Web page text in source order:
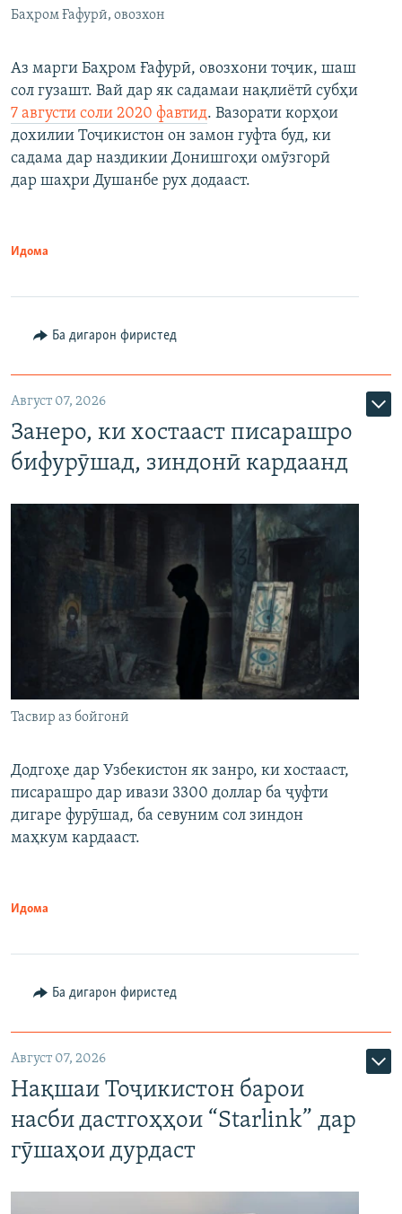
Баҳром Ғафурӣ, овозхон
Аз марги Баҳром Ғафурӣ, овозхони тоҷик, шаш
сол гузашт. Вай дар як садамаи нақлиётӣ субҳи
7 августи соли 2020 фавтид. Вазорати корҳои
дохилии Тоҷикистон он замон гуфта буд, ки
садама дар наздикии Донишгоҳи омӯзгорӣ
дар шаҳри Душанбе рух додааст.
Идома
Ба дигарон фиристед
Август 07, 2026
Занеро, ки хостааст писарашро
бифурӯшад, зиндонӣ кардаанд
Тасвир аз бойгонӣ
Додгоҳе дар Узбекистон як занро, ки хостааст,
писарашро дар ивази 3300 доллар ба ҷуфти
дигаре фурӯшад, ба севуним сол зиндон
маҳкум кардааст.
Идома
Ба дигарон фиристед
Август 07, 2026
Нақшаи Тоҷикистон барои
насби дастгоҳҳои “Starlink” дар
гӯшаҳои дурдаст